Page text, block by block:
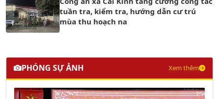
tuần tra, kiểm tra, hướng dẫn cư trú
mùa thu hoạch na
PHÓNG SỰ ẢNH Xem thêm